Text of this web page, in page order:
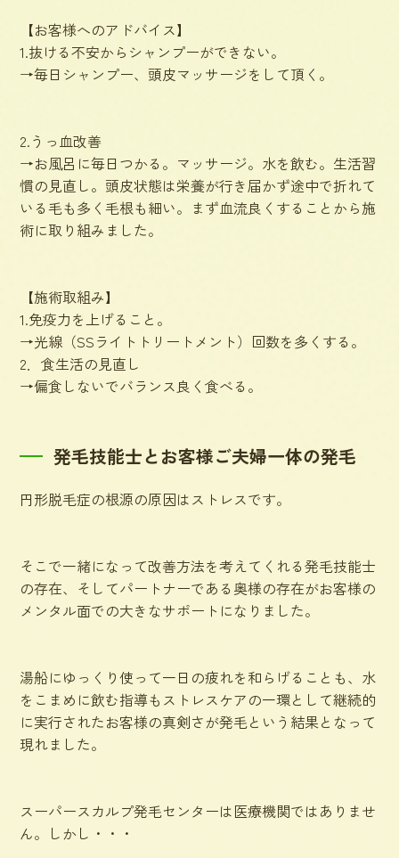
【お客様へのアドバイス】
1.抜ける不安からシャンプーができない。
→毎日シャンプー、頭皮マッサージをして頂く。
2.うっ血改善
→お風呂に毎日つかる。マッサージ。水を飲む。生活習
慣の見直し。頭皮状態は栄養が行き届かず途中で折れて
いる毛も多く毛根も細い。まず血流良くすることから施
術に取り組みました。
【施術取組み】
1.免疫力を上げること。
→光線（SSライトトリートメント）回数を多くする。
2．食生活の見直し
→偏食しないでバランス良く食べる。
発毛技能士とお客様ご夫婦一体の発毛
円形脱毛症の根源の原因はストレスです。
そこで一緒になって改善方法を考えてくれる発毛技能士
の存在、そしてパートナーである奥様の存在がお客様の
メンタル面での大きなサポートになりました。
湯船にゆっくり使って一日の疲れを和らげることも、水
をこまめに飲む指導もストレスケアの一環として継続的
に実行されたお客様の真剣さが発毛という結果となって
現れました。
スーパースカルプ発毛センターは医療機関ではありませ
ん。しかし・・・